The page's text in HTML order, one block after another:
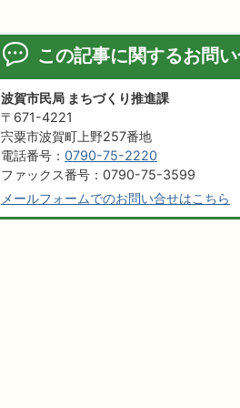
この記事に関するお問
波賀市民局 まちづくり推進課
〒671-4221
宍粟市波賀町上野257番地
電話番号： 0790-75-2220
ファックス番号：0790-75-3599
メールフォームでのお問い合せはこちら